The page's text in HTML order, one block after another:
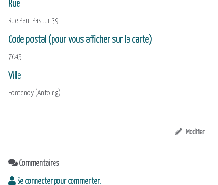
Rue
Rue Paul Pastur 39
Code postal (pour vous afficher sur la carte)
7643
Ville
Fontenoy (Antoing)
Modifier
Commentaires
Se connecter pour commenter.